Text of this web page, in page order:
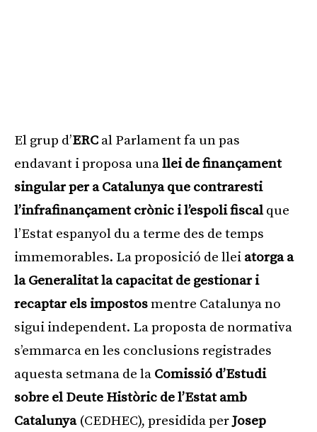
El grup d’ERC al Parlament fa un pas
endavant i proposa unallei de finançament
singular per a Catalunya que contraresti
l’infrafinançament crònic i l’espoli fiscalque
l’Estat espanyol du a terme des de temps
immemorables. La proposició de llei atorga a
la Generalitat la capacitat de gestionar i
recaptar els impostosmentre Catalunya no
sigui independent. La proposta de normativa
s’emmarca en les conclusions registrades
aquesta setmana de la Comissió d’Estudi
sobre el Deute Històric de l’Estat amb
Catalunya(CEDHEC), presidida perJosep